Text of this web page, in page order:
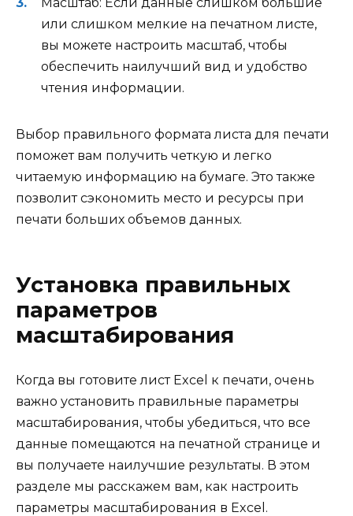
или слишком мелкие на печатном листе,
вы можете настроить масштаб, чтобы
обеспечить наилучший вид и удобство
чтения информации.
Выбор правильного формата листа для печати
поможет вам получить четкую и легко
читаемую информацию на бумаге. Это также
позволит сэкономить место и ресурсы при
печати больших объемов данных.
Установка правильных
параметров
масштабирования
Когда вы готовите лист Excel к печати, очень
важно установить правильные параметры
масштабирования, чтобы убедиться, что все
данные помещаются на печатной странице и
вы получаете наилучшие результаты. В этом
разделе мы расскажем вам, как настроить
параметры масштабирования в Excel.